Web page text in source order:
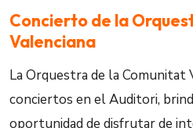
Concierto de la
Valenciana
La Orquestra de la Comunitat
conciertos en el Auditori,
oportunidad de disfrutar de